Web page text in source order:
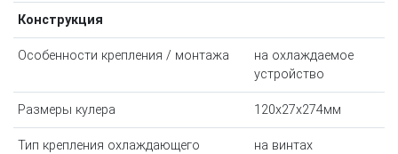
Конструкция
Особенности крепления / монтажа
на охлаждаемое
устройство
Размеры кулера 120x27x274мм
Тип крепления охлаждающего
на винтах